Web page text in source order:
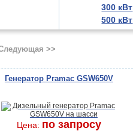
300 кВт
500 кВт
>>
Генератор Pramac GSW650V
Цена: по запросу